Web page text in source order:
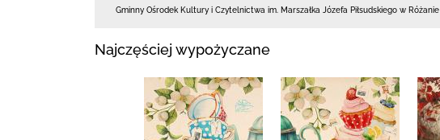
Gminny Ośrodek Kultury i Czytelnictwa im. Marszałka Józefa Piłsudskiego w Różanie
Najczęściej wypożyczane